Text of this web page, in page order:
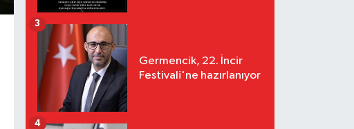
Germencik, 22. İncir
Festivali'ne hazırlanıyor
3
4